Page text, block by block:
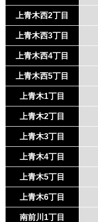
上青木西2丁目
上青木西3丁目
上青木西4丁目
上青木西5丁目
上青木1丁目
上青木2丁目
上青木3丁目
上青木4丁目
上青木5丁目
上青木6丁目
南前川1丁目